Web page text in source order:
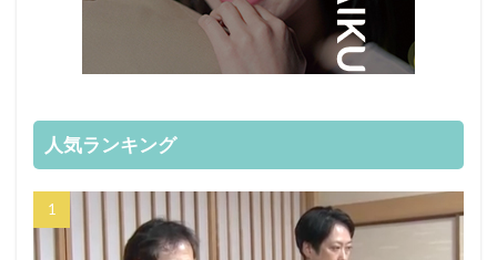
人気ランキング